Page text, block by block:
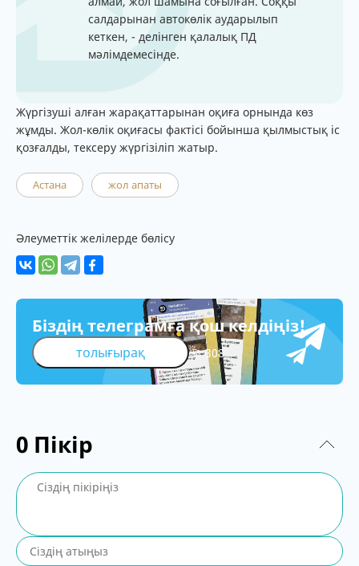
cалдарынан автокөлік аударылып
кеткен, - делінген қалалық ПД
мәлімдемесінде.
Жүргізуші алған жарақаттарынан оқиға орнында көз
жұмды. Жол-көлік оқиғасы фактісі бойынша қылмыстық іс
қозғалды, тексеру жүргізіліп жатыр.
Астана жол апаты
Әлеуметтік желілерде бөлісу
Біздің телеграмға қош келдіңіз!
толығырақ 308
0 Пікір